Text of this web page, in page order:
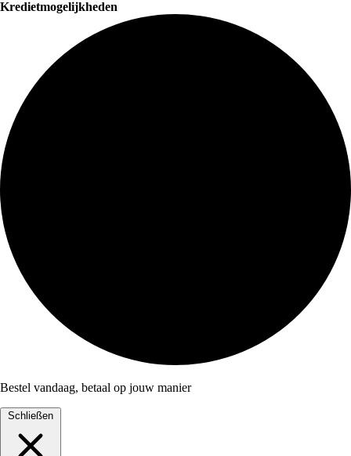
Kredietmogelijkheden
Bestel vandaag, betaal op jouw manier
Schließen